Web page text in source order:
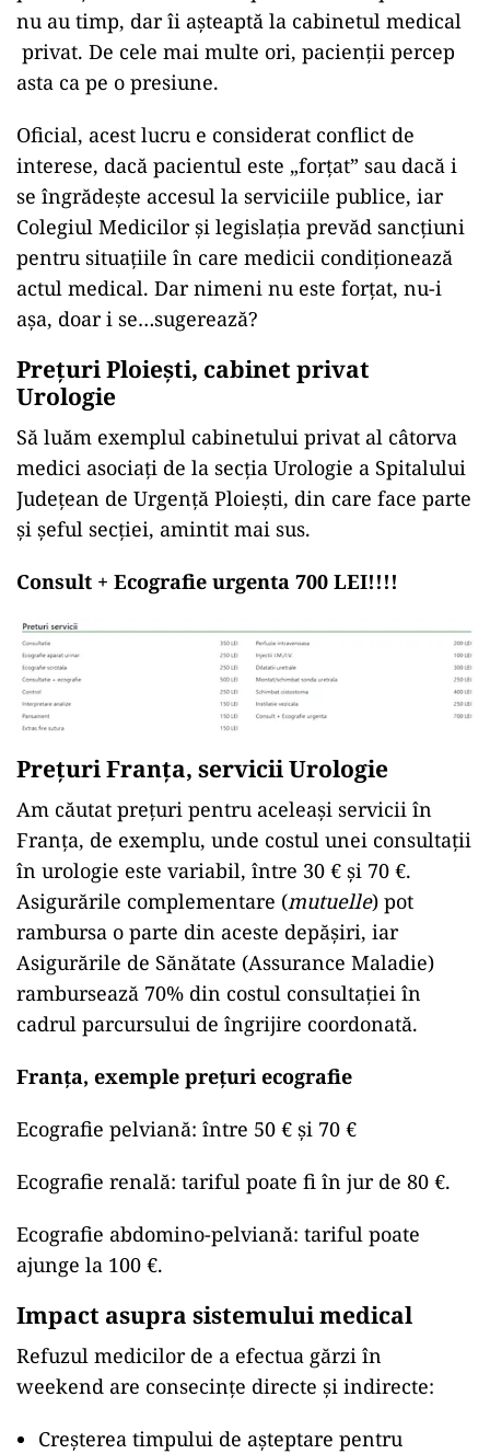
nu au timp, dar îi așteaptă la cabinetul medical
privat. De cele mai multe ori, pacienții percep
asta ca pe o presiune.
Oficial, acest lucru e considerat conflict de
interese, dacă pacientul este „forțat” sau dacă i
se îngrădește accesul la serviciile publice, iar
Colegiul Medicilor și legislația prevăd sancțiuni
pentru situațiile în care medicii condiționează
actul medical. Dar nimeni nu este forțat, nu-i
așa, doar i se…sugerează?
Prețuri Ploiești, cabinet privat
Urologie
Să luăm exemplul cabinetului privat al câtorva
medici asociați de la secția Urologie a Spitalului
Județean de Urgență Ploiești, din care face parte
și șeful secției, amintit mai sus.
Consult + Ecografie urgenta 700 LEI!!!!
Prețuri Franța, servicii Urologie
Am căutat prețuri pentru aceleași servicii în
Franța, de exemplu, unde costul unei consultații
în urologie este variabil, între 30 € și 70 €.
Asigurările complementare (mutuelle) pot
rambursa o parte din aceste depășiri, iar
Asigurările de Sănătate (Assurance Maladie)
rambursează 70% din costul consultației în
cadrul parcursului de îngrijire coordonată.
Franța, exemple prețuri ecografie
Ecografie pelviană: între 50 € și 70 €
Ecografie renală: tariful poate fi în jur de 80 €.
Ecografie abdomino-pelviană: tariful poate
ajunge la 100 €.
Impact asupra sistemului medical
Refuzul medicilor de a efectua gărzi în
weekend are consecințe directe și indirecte:
Creșterea timpului de așteptare pentru